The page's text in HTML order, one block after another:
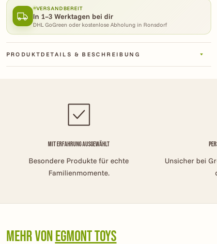
VERSANDBEREIT
In 1–3 Werktagen bei dir
DHL GoGreen oder kostenlose Abholung in Ronsdorf
PRODUKTDETAILS & BESCHREIBUNG
Mit Erfahrung ausgewählt
Besondere Produkte für echte
Familienmomente.
Unsicher bei
Mehr vonEgmont Toys